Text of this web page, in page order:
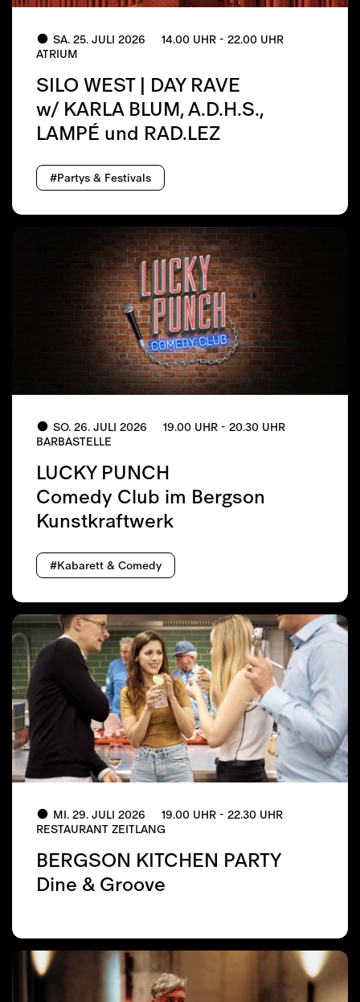
SA. 25. JULI 2026
14.00 UHR - 22.00 UHR
ATRIUM
SILO WEST | DAY RAVE
w/ KARLA BLUM, A.D.H.S.,
LAMPÉ und RAD.LEZ
#Partys & Festivals
SO. 26. JULI 2026
19.00 UHR - 20.30 UHR
BARBASTELLE
LUCKY PUNCH
Comedy Club im Bergson
Kunstkraftwerk
#Kabarett & Comedy
MI. 29. JULI 2026
19.00 UHR - 22.30 UHR
RESTAURANT ZEITLANG
BERGSON KITCHEN PARTY
Dine & Groove